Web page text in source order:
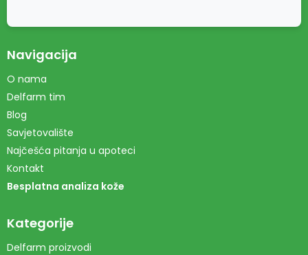
Navigacija
O nama
Delfarm tim
Blog
Savjetovalište
Najčešća pitanja u apoteci
Kontakt
Besplatna analiza kože
Kategorije
Delfarm proizvodi